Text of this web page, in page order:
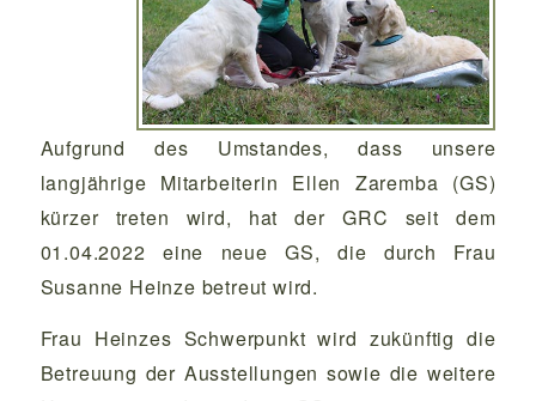
Aufgrund des Umstandes, dass unsere
langjährige Mitarbeiterin Ellen Zaremba (GS)
kürzer treten wird, hat der GRC seit dem
01.04.2022 eine neue GS, die durch Frau
Susanne Heinze betreut wird.
Frau Heinzes Schwerpunkt wird zukünftig die
Betreuung der Ausstellungen sowie die weitere